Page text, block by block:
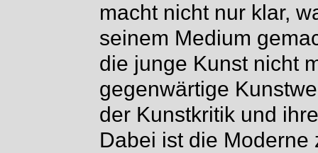
macht nicht nur klar,
seinem Medium
die junge Kunst nicht
gegenwärtige
der Kunstkritik und
Dabei ist die